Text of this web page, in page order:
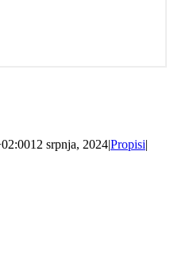
12 srpnja, 2024|Propisi|